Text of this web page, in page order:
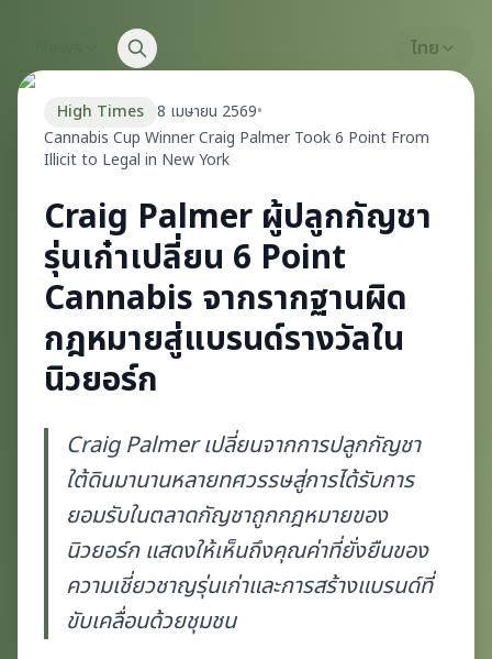
ไทย
High Times 8 เมษายน 2569•
Cannabis Cup Winner Craig Palmer Took 6 Point From
Illicit to Legal in New York
Craig Palmer ผู้ปลูกกัญชา
รุ่นเก๋าเปลี่ยน 6 Point
Cannabis จากรากฐานผิด
กฎหมายสู่แบรนด์รางวัลใน
นิวยอร์ก
Craig Palmer เปลี่ยนจากการปลูกกัญชา
ใต้ดินมานานหลายทศวรรษสู่การได้รับการ
ยอมรับในตลาดกัญชาถูกกฎหมายของ
นิวยอร์ก แสดงให้เห็นถึงคุณค่าที่ยั่งยืนของ
ความเชี่ยวชาญรุ่นเก่าและการสร้างแบรนด์ที่
ขับเคลื่อนด้วยชุมชน